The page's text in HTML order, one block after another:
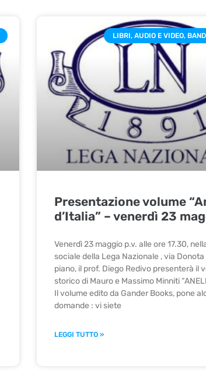
LIBRI, AUDIO E VIDEO,
Presentazione volume
d’Italia” – venerdì 23
Venerdì 23 maggio p.v. alle ore 17.30,
sociale della Lega Nazionale , via
piano, il prof. Diego Redivo presenterà il
storico di Mauro e Massimo Minniti
Il volume edito da Gander Books, pone
domande : vi siete
LEGGI TUTTO »